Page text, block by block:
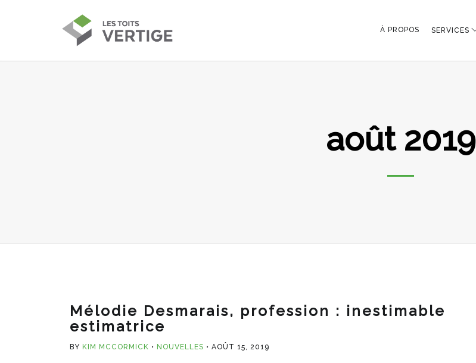
À PROPOS SERVICES
août 2019
Mélodie Desmarais, profession : inestimable
estimatrice
BY KIM MCCORMICK NOUVELLES AOÛT 15, 2019